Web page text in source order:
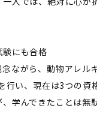
にも合格
ながら、動物アレル
い、現在は3つの資
学んできたことは無